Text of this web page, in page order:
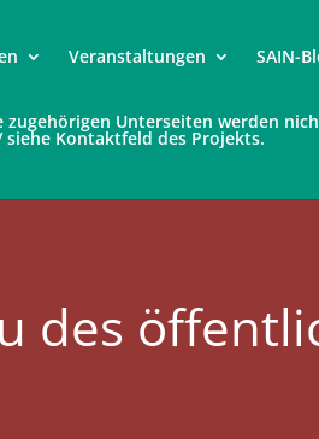
Veranstaltungen SAIN-
zugehörigen Unterseiten werden
siehe Kontaktfeld des Projekts.
des